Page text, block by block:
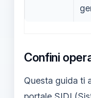
Confini
Questa guida ti